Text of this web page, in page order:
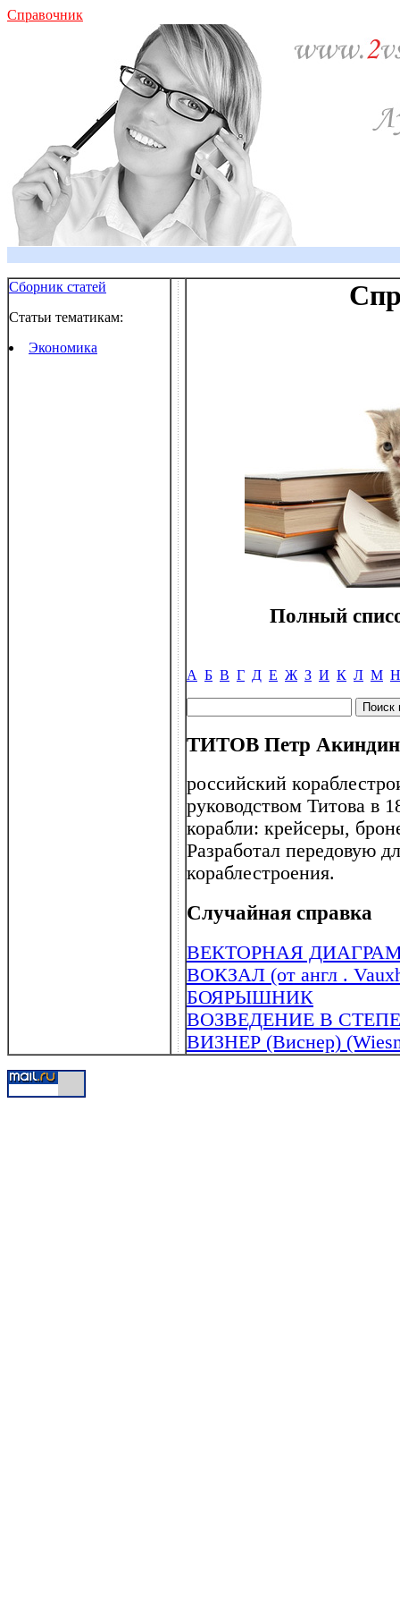
Справочник
Сборник статей
Статьи тематикам:
Экономика
Полный
А Б В Г Д Е Ж З И К Л М Н
ТИТОВ Петр
российский
руководством Титова в
корабли: крейсеры,
Разработал передовую
кораблестроения.
Случайная справка
ВЕКТОРНАЯ
ВОКЗАЛ (от англ .
БОЯРЫШНИК
ВОЗВЕДЕНИЕ В
ВИЗНЕР (Виснер)